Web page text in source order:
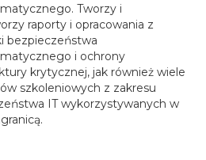
Tworzy i
raporty i opracowania z
bezpieczeństwa
i ochrony
krytycznej, jak również wiele
szkoleniowych z zakresu
IT wykorzystywanych w